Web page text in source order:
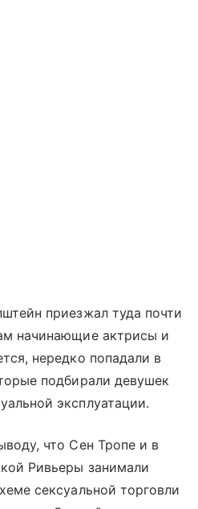
приезжал туда почти
начинающие актрисы и
нередко попадали в
подбирали девушек
эксплуатации.
что Сен Тропе и в
Ривьеры занимали
сексуальной торговли